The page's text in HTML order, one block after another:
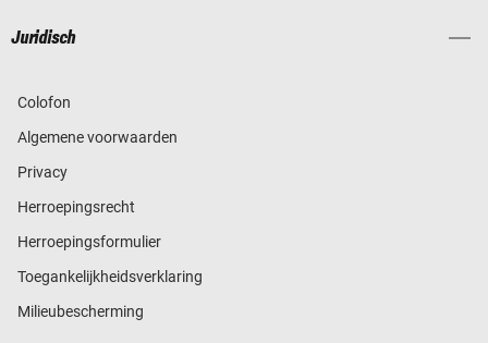
Juridisch
Colofon
Algemene voorwaarden
Privacy
Herroepingsrecht
Herroepingsformulier
Toegankelijkheidsverklaring
Milieubescherming